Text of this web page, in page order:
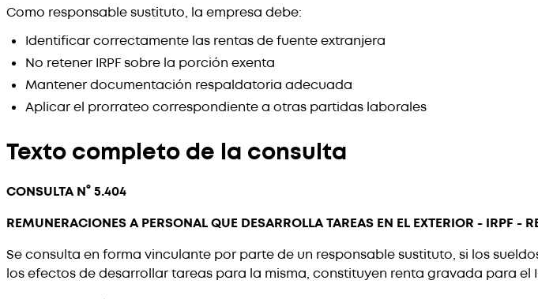
Como responsable sustituto, la empresa debe:
Identificar correctamente las rentas de fuente extranjera
No retener IRPF sobre la porción exenta
Mantener documentación respaldatoria adecuada
Aplicar el prorrateo correspondiente a otras partidas laborales
Texto completo de la consulta
CONSULTA N° 5.404
REMUNERACIONES A PERSONAL QUE DESARROLLA TAREAS EN EL EXTERIOR - IRPF -
Se consulta en forma vinculante por parte de un responsable sustituto, si los
los efectos de desarrollar tareas para la misma, constituyen renta gravada para el